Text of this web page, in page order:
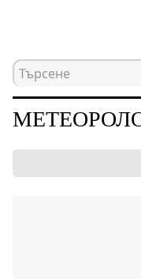
Начална страница